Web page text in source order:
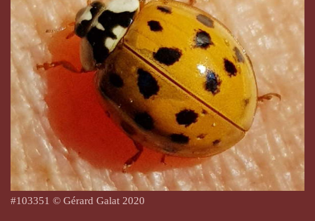
#103351 © Gérard Galat 2020